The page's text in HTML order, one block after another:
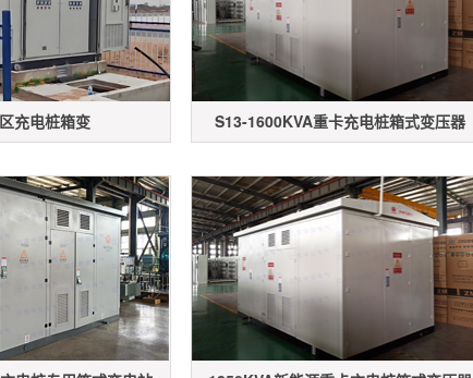
充电桩箱变 S13-1600KVA重卡充电桩箱式变压器